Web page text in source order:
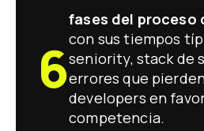
6
fases del proceso
con sus tiempos
seniority, stack de
errores que
developers en
competencia.